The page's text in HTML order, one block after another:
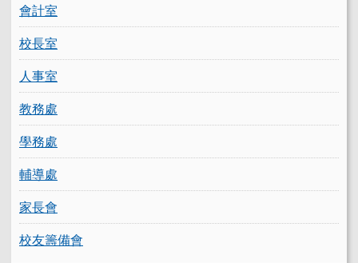
會計室
校長室
人事室
教務處
學務處
輔導處
家長會
校友籌備會